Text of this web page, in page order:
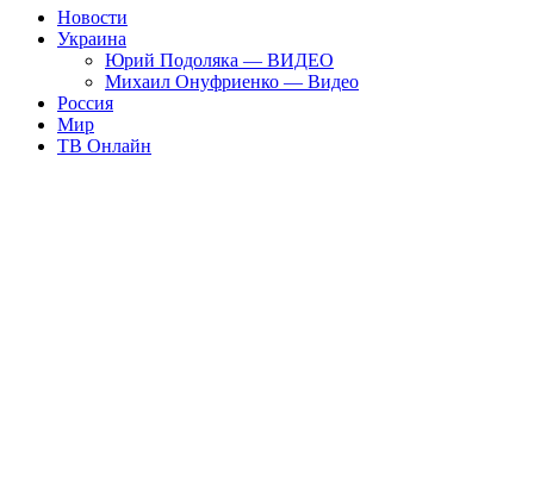
Новости
Украина
Юрий Подоляка — ВИДЕО
Михаил Онуфриенко — Видео
Россия
Мир
ТВ Онлайн